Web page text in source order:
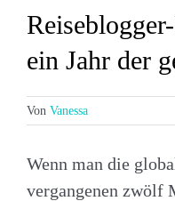
ein Jahr der
Von Vanessa
Wenn man die
vergangenen zwölf